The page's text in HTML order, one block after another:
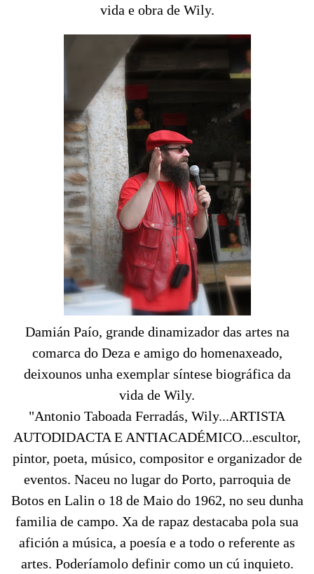
vida e obra de Wily.
Damián Paío, grande dinamizador das artes na
comarca do Deza e amigo do homenaxeado,
deixounos unha exemplar síntese biográfica da
vida de Wily.
"Antonio Taboada Ferradás, Wily...ARTISTA
AUTODIDACTA E ANTIACADÉMICO...escultor,
pintor, poeta, músico, compositor e organizador de
eventos. Naceu no lugar do Porto, parroquia de
Botos en Lalin o 18 de Maio do 1962, no seu dunha
familia de campo. Xa de rapaz destacaba pola sua
afición a música, a poesía e a todo o referente as
artes. Poderíamolo definir como un cú inquieto.